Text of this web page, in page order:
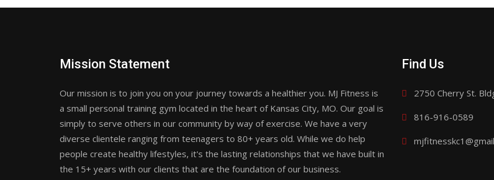
Mission Statement
Our mission is to join you on your journey towards a healthier you. MJ Fitness is
a small personal training gym located in the heart of Kansas City, MO. Our goal is
simply to serve others in our community by way of exercise. We have a very
diverse clientele ranging from teenagers to 80+ years old. While we do help
people create healthy lifestyles, it's the lasting relationships that we have built in
the 15+ years with our clients that are the foundation of our business.
Find Us
2750 Cherry St.
816-916-0589